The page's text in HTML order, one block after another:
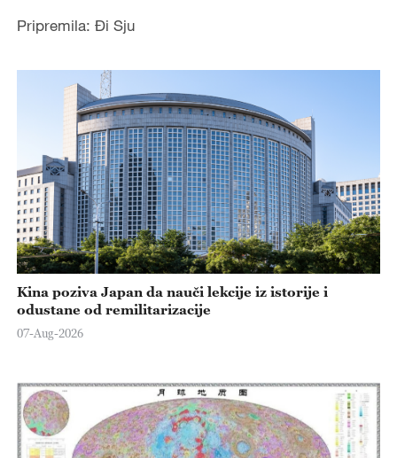
Pripremila: Đi Sju
Kina poziva Japan da nauči lekcije iz istorije i
odustane od remilitarizacije
07-Aug-2026